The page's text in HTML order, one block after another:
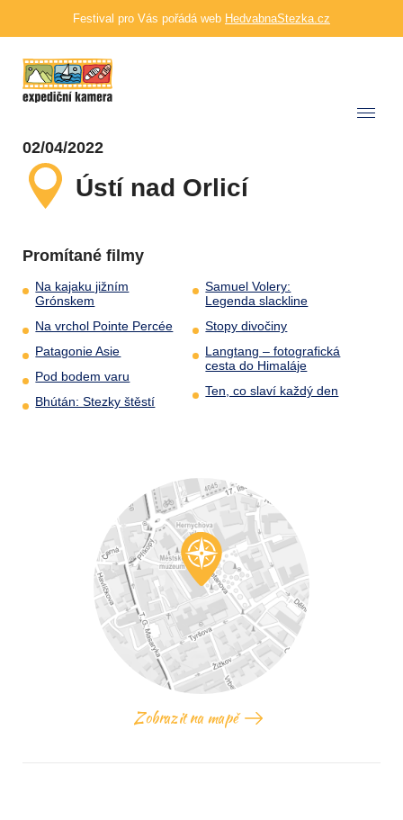
Festival pro Vás pořádá web HedvabnaStezka.cz
02/04/2022
Ústí nad Orlicí
Promítané filmy
Na kajaku jižním
Grónskem
Na vrchol Pointe Percée
Patagonie Asie
Pod bodem varu
Bhútán: Stezky štěstí
Samuel Volery:
Legenda slackline
Stopy divočiny
Langtang – fotografická
cesta do Himaláje
Ten, co slaví každý den
Zobrazit na mapě